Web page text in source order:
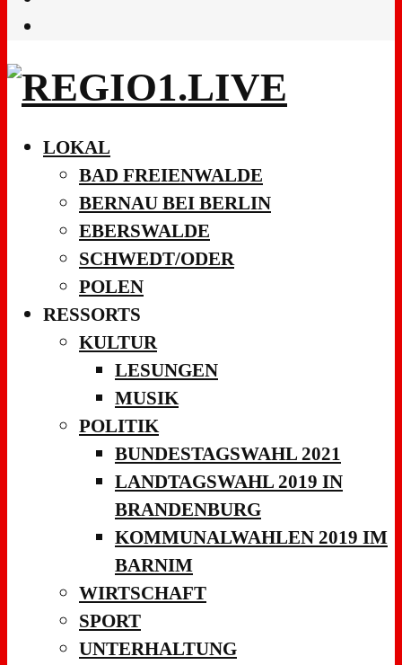
LOKAL
BAD FREIENWALDE
BERNAU BEI BERLIN
EBERSWALDE
SCHWEDT/ODER
POLEN
RESSORTS
KULTUR
LESUNGEN
MUSIK
POLITIK
BUNDESTAGSWAHL 2021
LANDTAGSWAHL 2019 IN
BRANDENBURG
KOMMUNALWAHLEN 2019 IM
BARNIM
WIRTSCHAFT
SPORT
UNTERHALTUNG